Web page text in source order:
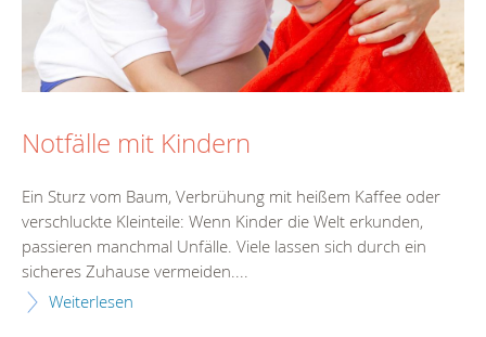
Notfälle mit Kindern
Ein Sturz vom Baum, Verbrühung mit heißem Kaffee oder
verschluckte Kleinteile: Wenn Kinder die Welt erkunden,
passieren manchmal Unfälle. Viele lassen sich durch ein
sicheres Zuhause vermeiden....
Weiterlesen